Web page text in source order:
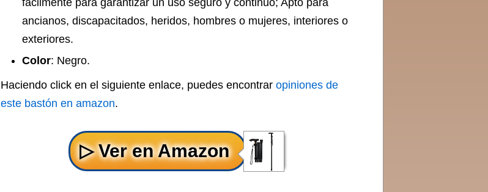
fácilmente para garantizar un uso seguro y continuo; Apto para
ancianos, discapacitados, heridos, hombres o mujeres, interiores o
exteriores.
Color: Negro.
Haciendo click en el siguiente enlace, puedes encontrar opiniones de
este bastón en amazon.